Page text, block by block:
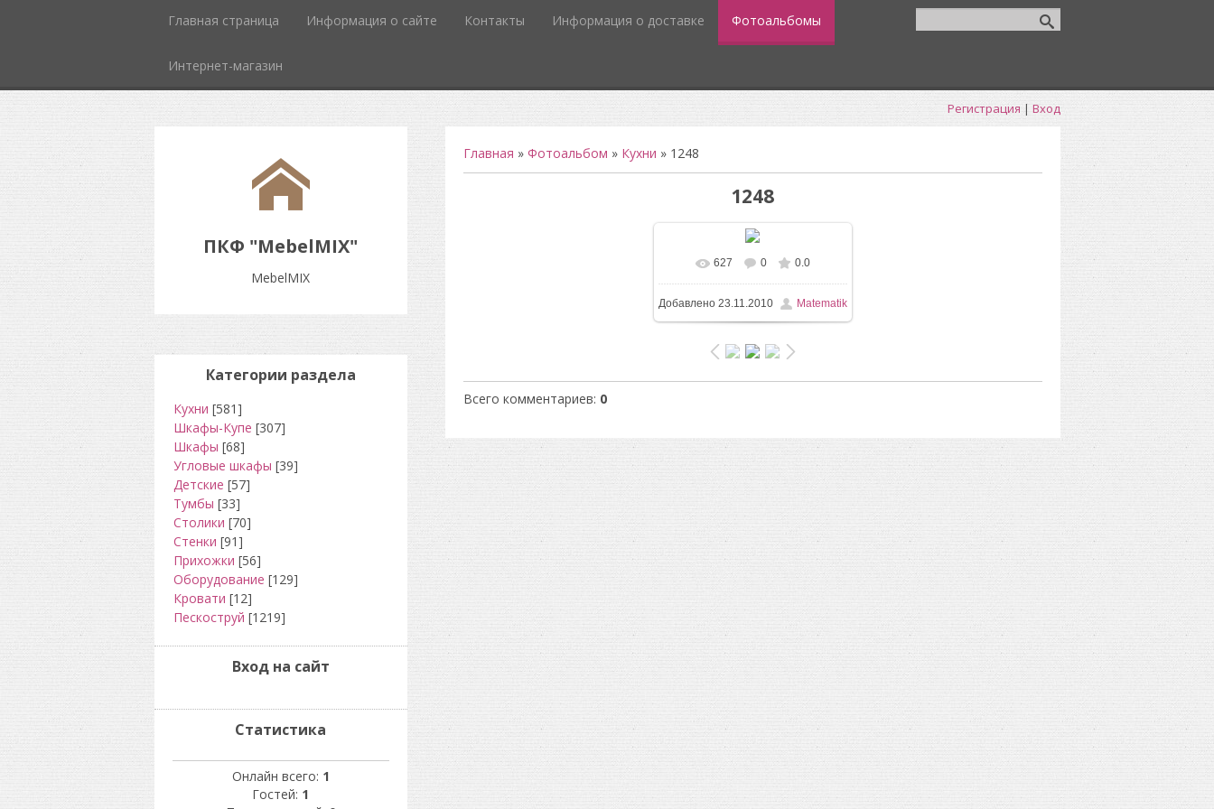
Главная страница Информация о сайте Контакты Информация о доставке Фотоальбомы
Интернет-магазин
Регистрация | Вход
ПКФ "MebelMIX"
MebelMIX
Главная » Фотоальбом » Кухни » 1248
1248
627 0 0.0
Добавлено23.11.2010 Matematik
Всего комментариев: 0
Категории раздела
Кухни [581]
Шкафы-Купе [307]
Шкафы [68]
Угловые шкафы [39]
Детские [57]
Тумбы [33]
Столики [70]
Стенки [91]
Прихожки [56]
Оборудование [129]
Кровати [12]
Пескоструй [1219]
Вход на сайт
Статистика
Онлайн всего: 1
Гостей: 1